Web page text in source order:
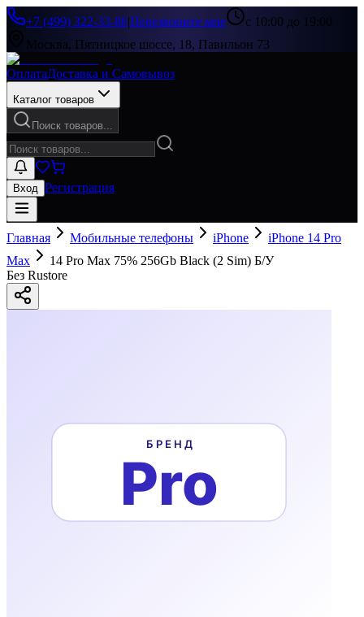
+7 (499) 322-33-86|Перезвоните мне
с 10:00 до 19:00
Москва, Пятницкое шоссе, 18, Павильон 73
ОплатаДоставка и Самовывоз
Каталог товаров
Поиск товаров...
Вход Регистрация
Главная Мобильные телефоны iPhone
iPhone 14 Pro
Max
14 Pro Max 75% 256Gb Black (2 Sim) Б/У
Без Rustore